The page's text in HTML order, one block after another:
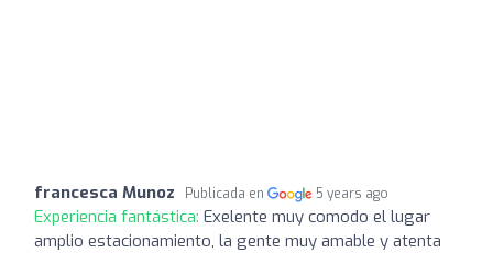
francesca Munoz Publicada en 5 years ago
Experiencia fantástica: Exelente muy comodo el lugar
amplio estacionamiento, la gente muy amable y atenta